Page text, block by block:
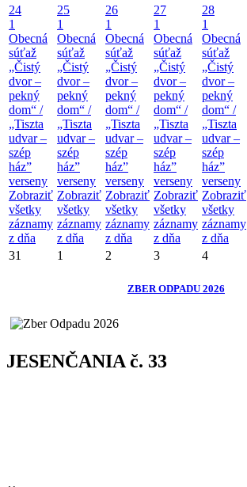
24
1
Obecná
súťaž
„Čistý
dvor –
pekný
dom“ /
„Tiszta
udvar –
szép
ház”
verseny
Zobraziť
všetky
záznamy
z dňa
25
1
Obecná
súťaž
„Čistý
dvor –
pekný
dom“ /
„Tiszta
udvar –
szép
ház”
verseny
Zobraziť
všetky
záznamy
z dňa
26
1
Obecná
súťaž
„Čistý
dvor –
pekný
dom“ /
„Tiszta
udvar –
szép
ház”
verseny
Zobraziť
všetky
záznamy
z dňa
27
1
Obecná
súťaž
„Čistý
dvor –
pekný
dom“ /
„Tiszta
udvar –
szép
ház”
verseny
Zobraziť
všetky
záznamy
z dňa
28
1
Obecná
súťaž
„Čistý
dvor –
pekný
dom“ /
„Tiszta
udvar –
szép
ház”
verseny
Zobraziť
všetky
záznamy
z dňa
31
1 2 3 4
ZBER ODPADU 2026
JESENČANIA č. 33